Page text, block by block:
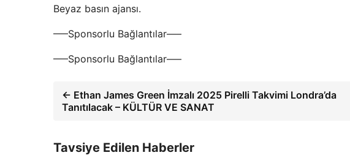
Beyaz basın ajansı.
—–Sponsorlu Bağlantılar—–
—–Sponsorlu Bağlantılar—–
← Ethan James Green İmzalı 2025 Pirelli Takvimi Londra’da
Tanıtılacak – KÜLTÜR VE SANAT
Tavsiye Edilen Haberler